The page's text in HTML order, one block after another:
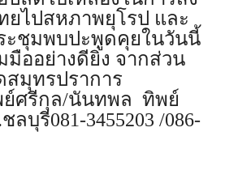
ยไปสหภาพยุโรป และ
ะชุมพบปะพูดคุยในวันนี้
มืออย่างดียิ่ง จากส่วน
สมุทรปราการ
ย์ศรีกุล/นันทพล ทิพย์
บุรี081-3455203 /086-